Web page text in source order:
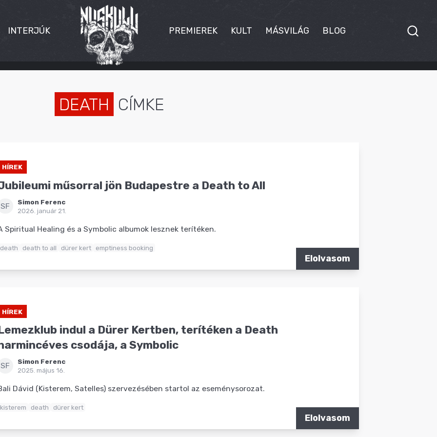
INTERJÚK PREMIEREK KULT MÁSVILÁG BLOG
DEATH CÍMKE
HÍREK
műsorral jön Budapestre a Death to All
SF
Simon Ferenc
2026. január 21.
Spiritual Healing és a Symbolic albumok lesznek terítéken.
death death to all dürer kert emptiness booking
Elolvasom
HÍREK
indul a Dürer Kertben, terítéken a Death
csodája, a Symbolic
SF
Simon Ferenc
2025. május 16.
Dávid (Kisterem, Satelles) szervezésében startol az eseménysorozat.
kisterem death dürer kert
Elolvasom